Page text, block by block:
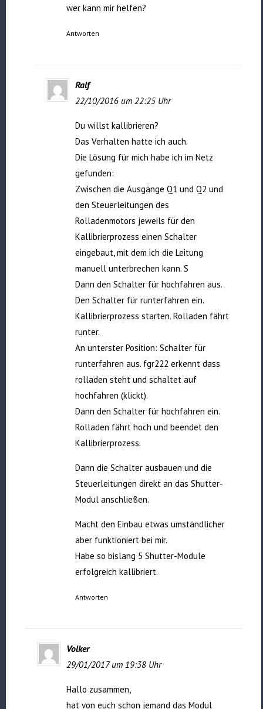
wer kann mir helfen?
Antworten
Ralf
22/10/2016 um 22:25 Uhr
Du willst kallibrieren?
Das Verhalten hatte ich auch.
Die Lösung für mich habe ich im Netz
gefunden:
Zwischen die Ausgänge Q1 und Q2 und
den Steuerleitungen des
Rolladenmotors jeweils für den
Kallibrierprozess einen Schalter
eingebaut, mit dem ich die Leitung
manuell unterbrechen kann. S
Dann den Schalter für hochfahren aus.
Den Schalter für runterfahren ein.
Kallibrierprozess starten. Rolladen fährt
runter.
An unterster Position: Schalter für
runterfahren aus. fgr222 erkennt dass
rolladen steht und schaltet auf
hochfahren (klickt).
Dann den Schalter für hochfahren ein.
Rolladen fährt hoch und beendet den
Kallibrierprozess.
Dann die Schalter ausbauen und die
Steuerleitungen direkt an das Shutter-
Modul anschließen.
Macht den Einbau etwas umständlicher
aber funktioniert bei mir.
Habe so bislang 5 Shutter-Module
erfolgreich kallibriert.
Antworten
Volker
29/01/2017 um 19:38 Uhr
Hallo zusammen,
hat von euch schon jemand das Modul